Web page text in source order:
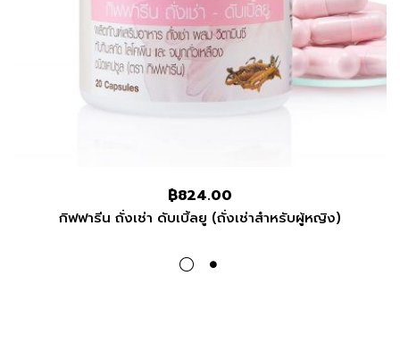
฿824.00
กิฟฟารีน ถั่งเช่า ดับเบิ้ลยู (ถั่งเช่าสำหรับผู้หญิง)